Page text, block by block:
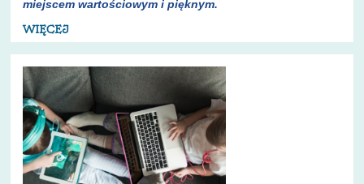
miejscem wartościowym i pięknym.
WIĘCEJ